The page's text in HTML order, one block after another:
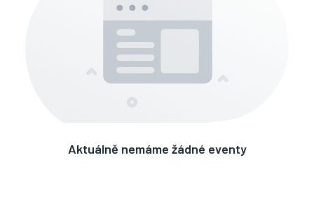
Aktuálně nemáme žádné eventy